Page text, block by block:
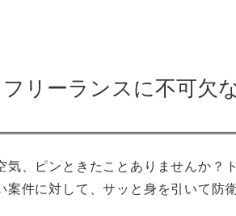
リーランスに不可欠
気、ピンときたことありませんか？
件に対して、サッと身を引いて防